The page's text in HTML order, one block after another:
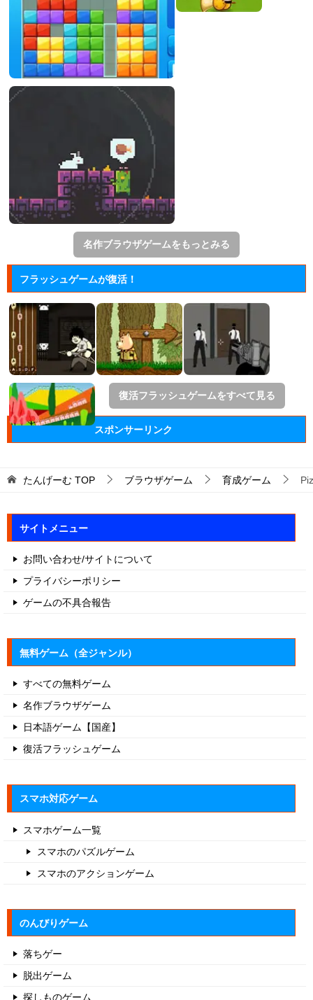
名作ブラウザゲームをもっとみる
フラッシュゲームが復活！
復活フラッシュゲームをすべて見る
スポンサーリンク
たんげーむ TOP ブラウザゲーム 育成ゲーム
サイトメニュー
お問い合わせ/サイトについて
プライバシーポリシー
ゲームの不具合報告
無料ゲーム（全ジャンル）
すべての無料ゲーム
名作ブラウザゲーム
日本語ゲーム【国産】
復活フラッシュゲーム
スマホ対応ゲーム
スマホゲーム一覧
スマホのパズルゲーム
スマホのアクションゲーム
のんびりゲーム
落ちゲー
脱出ゲーム
探しものゲーム